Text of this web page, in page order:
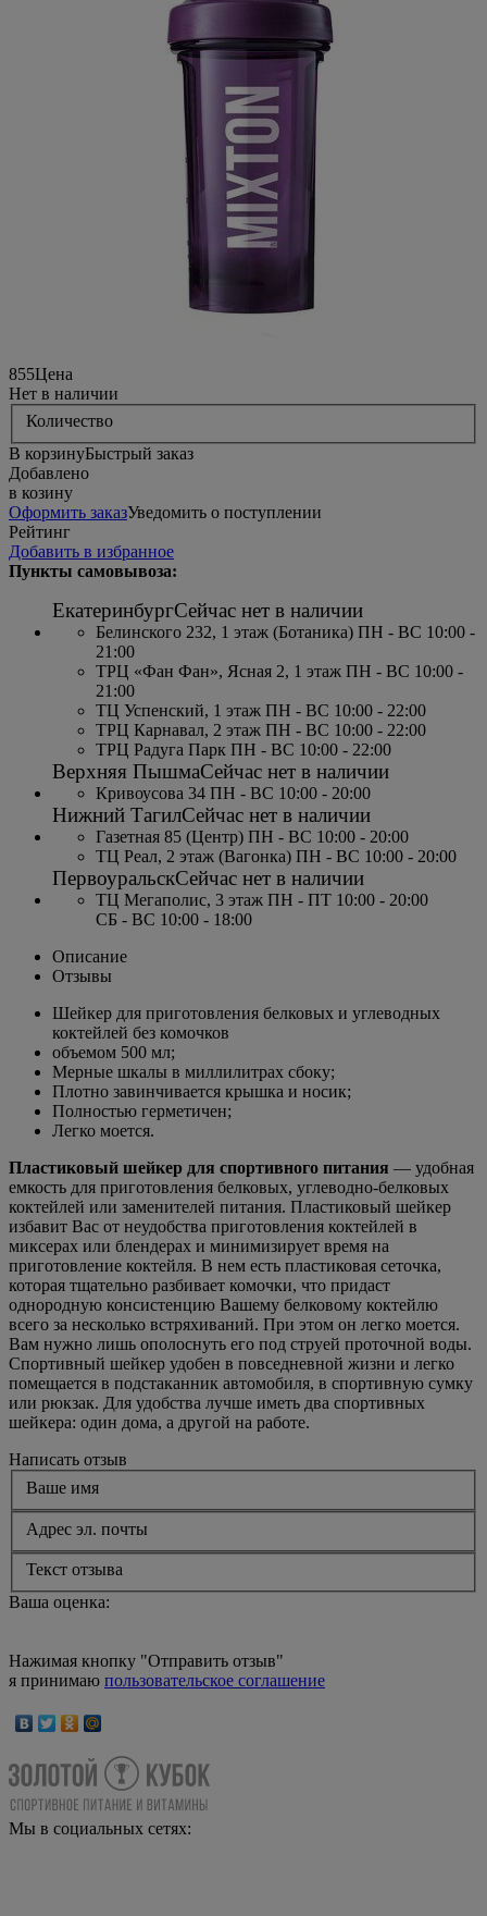
855Цена
Нет в наличии
Количество
В корзинуБыстрый заказ
Добавлено
в козину
Оформить заказУведомить о поступлении
Рейтинг
Добавить в избранное
Пункты самовывоза:
ЕкатеринбургСейчас нет в наличии
Белинского 232, 1 этаж (Ботаника) ПН - ВС 10:00 -
21:00
ТРЦ «Фан Фан», Ясная 2, 1 этаж ПН - ВС 10:00 -
21:00
ТЦ Успенский, 1 этаж ПН - ВС 10:00 - 22:00
ТРЦ Карнавал, 2 этаж ПН - ВС 10:00 - 22:00
ТРЦ Радуга Парк ПН - ВС 10:00 - 22:00
Верхняя ПышмаСейчас нет в наличии
Кривоусова 34 ПН - ВС 10:00 - 20:00
Нижний ТагилСейчас нет в наличии
Газетная 85 (Центр) ПН - ВС 10:00 - 20:00
ТЦ Реал, 2 этаж (Вагонка) ПН - ВС 10:00 - 20:00
ПервоуральскСейчас нет в наличии
ТЦ Мегаполис, 3 этаж ПН - ПТ 10:00 - 20:00
СБ - ВС 10:00 - 18:00
Описание
Отзывы
Шейкер для приготовления белковых и углеводных
коктейлей без комочков
объемом 500 мл;
Мерные шкалы в миллилитрах сбоку;
Плотно завинчивается крышка и носик;
Полностью герметичен;
Легко моется.
Пластиковый шейкер для спортивного питания — удобная
емкость для приготовления белковых, углеводно-белковых
коктейлей или заменителей питания. Пластиковый шейкер
избавит Вас от неудобства приготовления коктейлей в
миксерах или блендерах и минимизирует время на
приготовление коктейля. В нем есть пластиковая сеточка,
которая тщательно разбивает комочки, что придаст
однородную консистенцию Вашему белковому коктейлю
всего за несколько встряхиваний. При этом он легко моется.
Вам нужно лишь ополоснуть его под струей проточной воды.
Спортивный шейкер удобен в повседневной жизни и легко
помещается в подстаканник автомобиля, в спортивную сумку
или рюкзак. Для удобства лучше иметь два спортивных
шейкера: один дома, а другой на работе.
Написать отзыв
Ваше имя
Адрес эл. почты
Текст отзыва
Ваша оценка:
Нажимая кнопку "Отправить отзыв"
я принимаю пользовательское соглашение
Мы в социальных сетях: